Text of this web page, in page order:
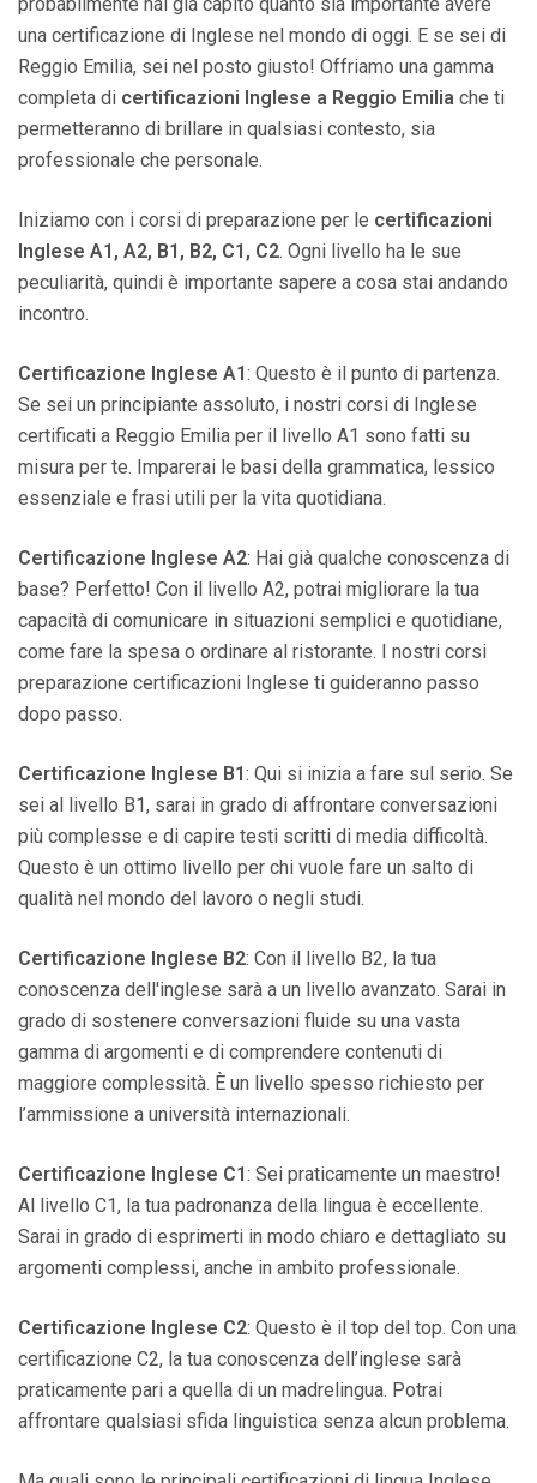
una certificazione di Inglese nel mondo di oggi. E se sei di
Reggio Emilia, sei nel posto giusto! Offriamo una gamma
completa di certificazioni Inglese a Reggio Emilia che ti
permetteranno di brillare in qualsiasi contesto, sia
professionale che personale.
Iniziamo con i corsi di preparazione per le certificazioni
Inglese A1, A2, B1, B2, C1, C2. Ogni livello ha le sue
peculiarità, quindi è importante sapere a cosa stai andando
incontro.
Certificazione Inglese A1: Questo è il punto di partenza.
Se sei un principiante assoluto, i nostri corsi di Inglese
certificati a Reggio Emilia per il livello A1 sono fatti su
misura per te. Imparerai le basi della grammatica, lessico
essenziale e frasi utili per la vita quotidiana.
Certificazione Inglese A2: Hai già qualche conoscenza di
base? Perfetto! Con il livello A2, potrai migliorare la tua
capacità di comunicare in situazioni semplici e quotidiane,
come fare la spesa o ordinare al ristorante. I nostri corsi
preparazione certificazioni Inglese ti guideranno passo
dopo passo.
Certificazione Inglese B1: Qui si inizia a fare sul serio. Se
sei al livello B1, sarai in grado di affrontare conversazioni
più complesse e di capire testi scritti di media difficoltà.
Questo è un ottimo livello per chi vuole fare un salto di
qualità nel mondo del lavoro o negli studi.
Certificazione Inglese B2: Con il livello B2, la tua
conoscenza dell'inglese sarà a un livello avanzato. Sarai in
grado di sostenere conversazioni fluide su una vasta
gamma di argomenti e di comprendere contenuti di
maggiore complessità. È un livello spesso richiesto per
l’ammissione a università internazionali.
Certificazione Inglese C1: Sei praticamente un maestro!
Al livello C1, la tua padronanza della lingua è eccellente.
Sarai in grado di esprimerti in modo chiaro e dettagliato su
argomenti complessi, anche in ambito professionale.
Certificazione Inglese C2: Questo è il top del top. Con una
certificazione C2, la tua conoscenza dell’inglese sarà
praticamente pari a quella di un madrelingua. Potrai
affrontare qualsiasi sfida linguistica senza alcun problema.